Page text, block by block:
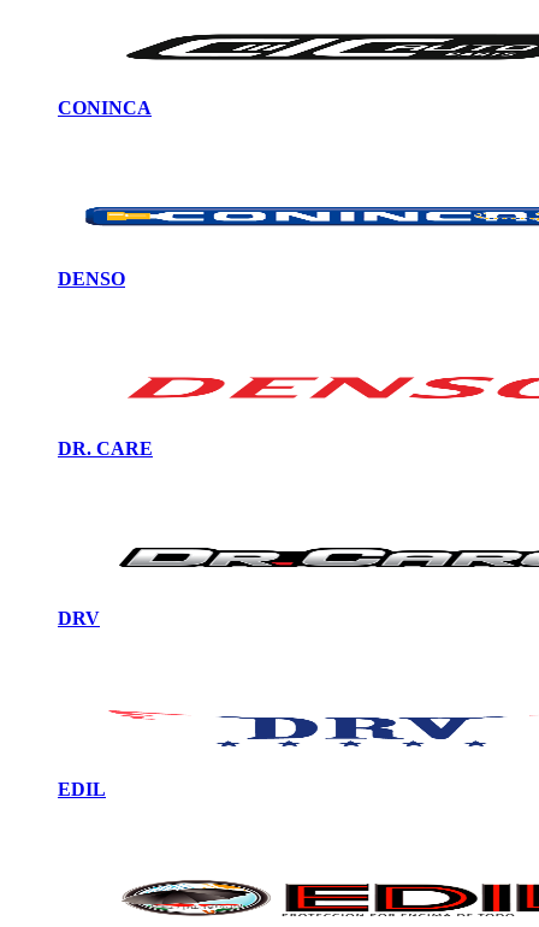
CONINCA
DENSO
DR. CARE
DRV
EDIL